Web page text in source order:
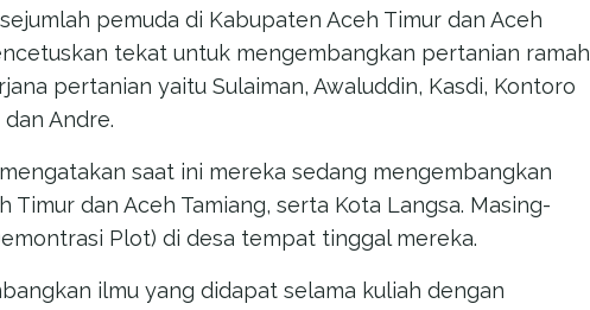
pemuda di Kabupaten Aceh Timur dan Aceh
tekat untuk mengembangkan pertanian ramah
pertanian yaitu Sulaiman, Awaluddin, Kasdi, Kontoro
Andre.
saat ini mereka sedang mengembangkan
dan Aceh Tamiang, serta Kota Langsa. Masing-
Plot) di desa tempat tinggal mereka.
ilmu yang didapat selama kuliah dengan